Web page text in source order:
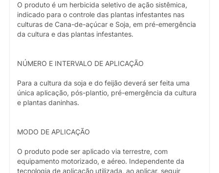
O produto é um herbicida seletivo de ação sistêmica,
indicado para o controle das plantas infestantes nas
culturas de Cana-de-açúcar e Soja, em pré-emergência
da cultura e das plantas infestantes.
NÚMERO E INTERVALO DE APLICAÇÃO
Para a cultura da soja e do feijão deverá ser feita uma
única aplicação, pós-plantio, pré-emergência da cultura
e plantas daninhas.
MODO DE APLICAÇÃO
O produto pode ser aplicado via terrestre, com
equipamento motorizado, e aéreo. Independente da
tecnologia de aplicação utilizada, ao aplicar, seguir